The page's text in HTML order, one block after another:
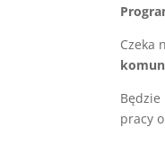
Czeka
pracy